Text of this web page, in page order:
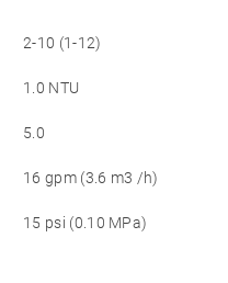
2-10 (1-12)
1.0 NTU
5.0
16 gpm (3.6 m3 /h)
15 psi (0.10 MPa)